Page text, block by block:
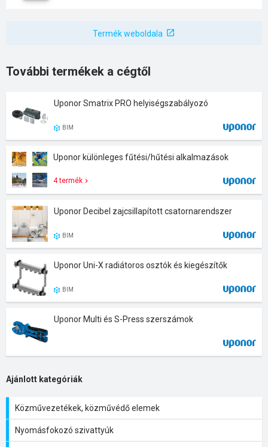
Termék weboldala
További termékek a cégtől
Uponor Smatrix PRO helyiségszabályozó
BIM
Uponor különleges fűtési/hűtési alkalmazások
4 termék
Uponor Decibel zajcsillapított csatornarendszer
BIM
Uponor Uni-X radiátoros osztók és kiegészítők
BIM
Uponor Multi és S-Press szerszámok
Ajánlott kategóriák
Közművezetékek, közművédő elemek
Nyomásfokozó szivattyúk